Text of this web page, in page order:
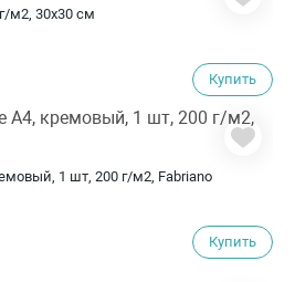
м2, 30х30 см
Купить
1 шт, 200 г/м2, Fabriano
Купить